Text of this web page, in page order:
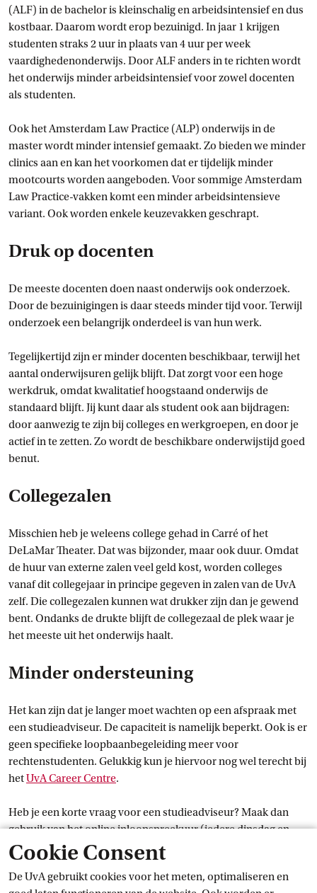
Cookie Consent
De UvA gebruikt cookies voor het meten, optimaliseren en
(ALF) in de bachelor is kleinschalig en arbeidsintensief en dus
kostbaar. Daarom wordt erop bezuinigd. In jaar 1 krijgen
studenten straks 2 uur in plaats van 4 uur per week
vaardighedenonderwijs. Door ALF anders in te richten wordt
het onderwijs minder arbeidsintensief voor zowel docenten
als studenten.
Ook het Amsterdam Law Practice (ALP) onderwijs in de
master wordt minder intensief gemaakt. Zo bieden we minder
clinics aan en kan het voorkomen dat er tijdelijk minder
mootcourts worden aangeboden. Voor sommige Amsterdam
Law Practice-vakken komt een minder arbeidsintensieve
variant. Ook worden enkele keuzevakken geschrapt.
Druk op docenten
De meeste docenten doen naast onderwijs ook onderzoek.
Door de bezuinigingen is daar steeds minder tijd voor. Terwijl
onderzoek een belangrijk onderdeel is van hun werk.
Tegelijkertijd zijn er minder docenten beschikbaar, terwijl het
aantal onderwijsuren gelijk blijft. Dat zorgt voor een hoge
werkdruk, omdat kwalitatief hoogstaand onderwijs de
standaard blijft. Jij kunt daar als student ook aan bijdragen:
door aanwezig te zijn bij colleges en werkgroepen, en door je
actief in te zetten. Zo wordt de beschikbare onderwijstijd goed
benut.
Collegezalen
Misschien heb je weleens college gehad in Carré of het
DeLaMar Theater. Dat was bijzonder, maar ook duur. Omdat
de huur van externe zalen veel geld kost, worden colleges
vanaf dit collegejaar in principe gegeven in zalen van de UvA
zelf. Die collegezalen kunnen wat drukker zijn dan je gewend
bent. Ondanks de drukte blijft de collegezaal de plek waar je
het meeste uit het onderwijs haalt.
Minder ondersteuning
Het kan zijn dat je langer moet wachten op een afspraak met
een studieadviseur. De capaciteit is namelijk beperkt. Ook is er
geen specifieke loopbaanbegeleiding meer voor
rechtenstudenten. Gelukkig kun je hiervoor nog wel terecht bij
hetUvA Career Centre.
Heb je een korte vraag voor een studieadviseur? Maak dan
gebruik van het online inloopspreekuur (iedere dinsdag en
vrijdag van 10.00–11.00 uur) of het inloopspreekuur op locatie
(iedere maandag en donderdag van 10.00–11.00 uur). Zo word
je snel geholpen, en blijft de langere afspraaktijd beschikbaar